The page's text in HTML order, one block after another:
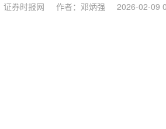
证券时报网 作者：邓炳强 2026-02-09